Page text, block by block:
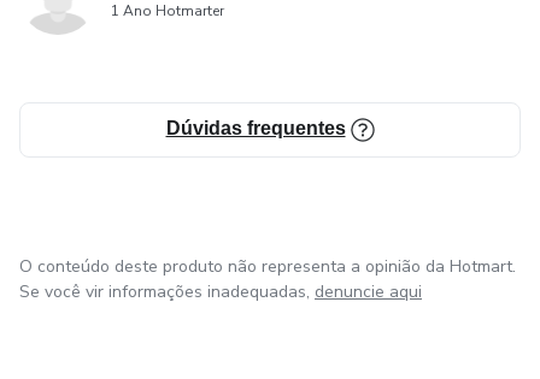
1 Ano Hotmarter
Dúvidas frequentes
O conteúdo deste produto não representa a opinião da Hotmart.
Se você vir informações inadequadas, denuncie aqui